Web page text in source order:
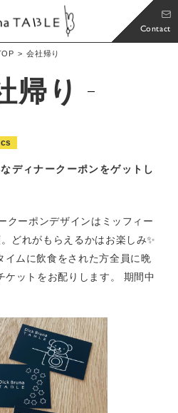
Contact
会社帰り
帰り
ディナークーポンをゲットし
クーポンデザインはミッフィー
どれがもらえるかはお楽しみ✨
イムに飲食をされた方全員に晩
ケットをお配りします。 期間中